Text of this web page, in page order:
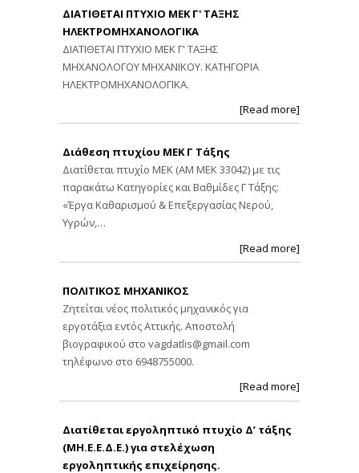
ΔΙΑΤΙΘΕΤΑΙ ΠΤΥΧΙΟ ΜΕΚ Γ' ΤΑΞΗΣ
ΗΛΕΚΤΡΟΜΗΧΑΝΟΛΟΓΙΚΑ
ΔΙΑΤΙΘΕΤΑΙ ΠΤΥΧΙΟ ΜΕΚ Γ' ΤΑΞΗΣ
ΜΗΧΑΝΟΛΟΓΟΥ ΜΗΧΑΝΙΚΟΥ. ΚΑΤΗΓΟΡΙΑ
ΗΛΕΚΤΡΟΜΗΧΑΝΟΛΟΓΙΚΑ.
[Read more]
Διάθεση πτυχίου ΜΕΚ Γ Τάξης
Διατίθεται πτυχίο ΜΕΚ (ΑΜ ΜΕΚ 33042) με τις
παρακάτω Κατηγορίες και Βαθμίδες Γ Τάξης:
«Έργα Καθαρισμού & Επεξεργασίας Νερού,
Υγρών,…
[Read more]
ΠΟΛΙΤΙΚΟΣ ΜΗΧΑΝΙΚΟΣ
Ζητείται νέος πολιτικός μηχανικός για
εργοτάξια εντός Αττικής. Αποστολή
βιογραφικού στο vagdatlis@gmail.com
τηλέφωνο στο 6948755000.
[Read more]
Διατίθεται εργοληπτικό πτυχίο Δ’ τάξης
(ΜΗ.Ε.Ε.Δ.Ε.) για στελέχωση
εργοληπτικής επιχείρησης.